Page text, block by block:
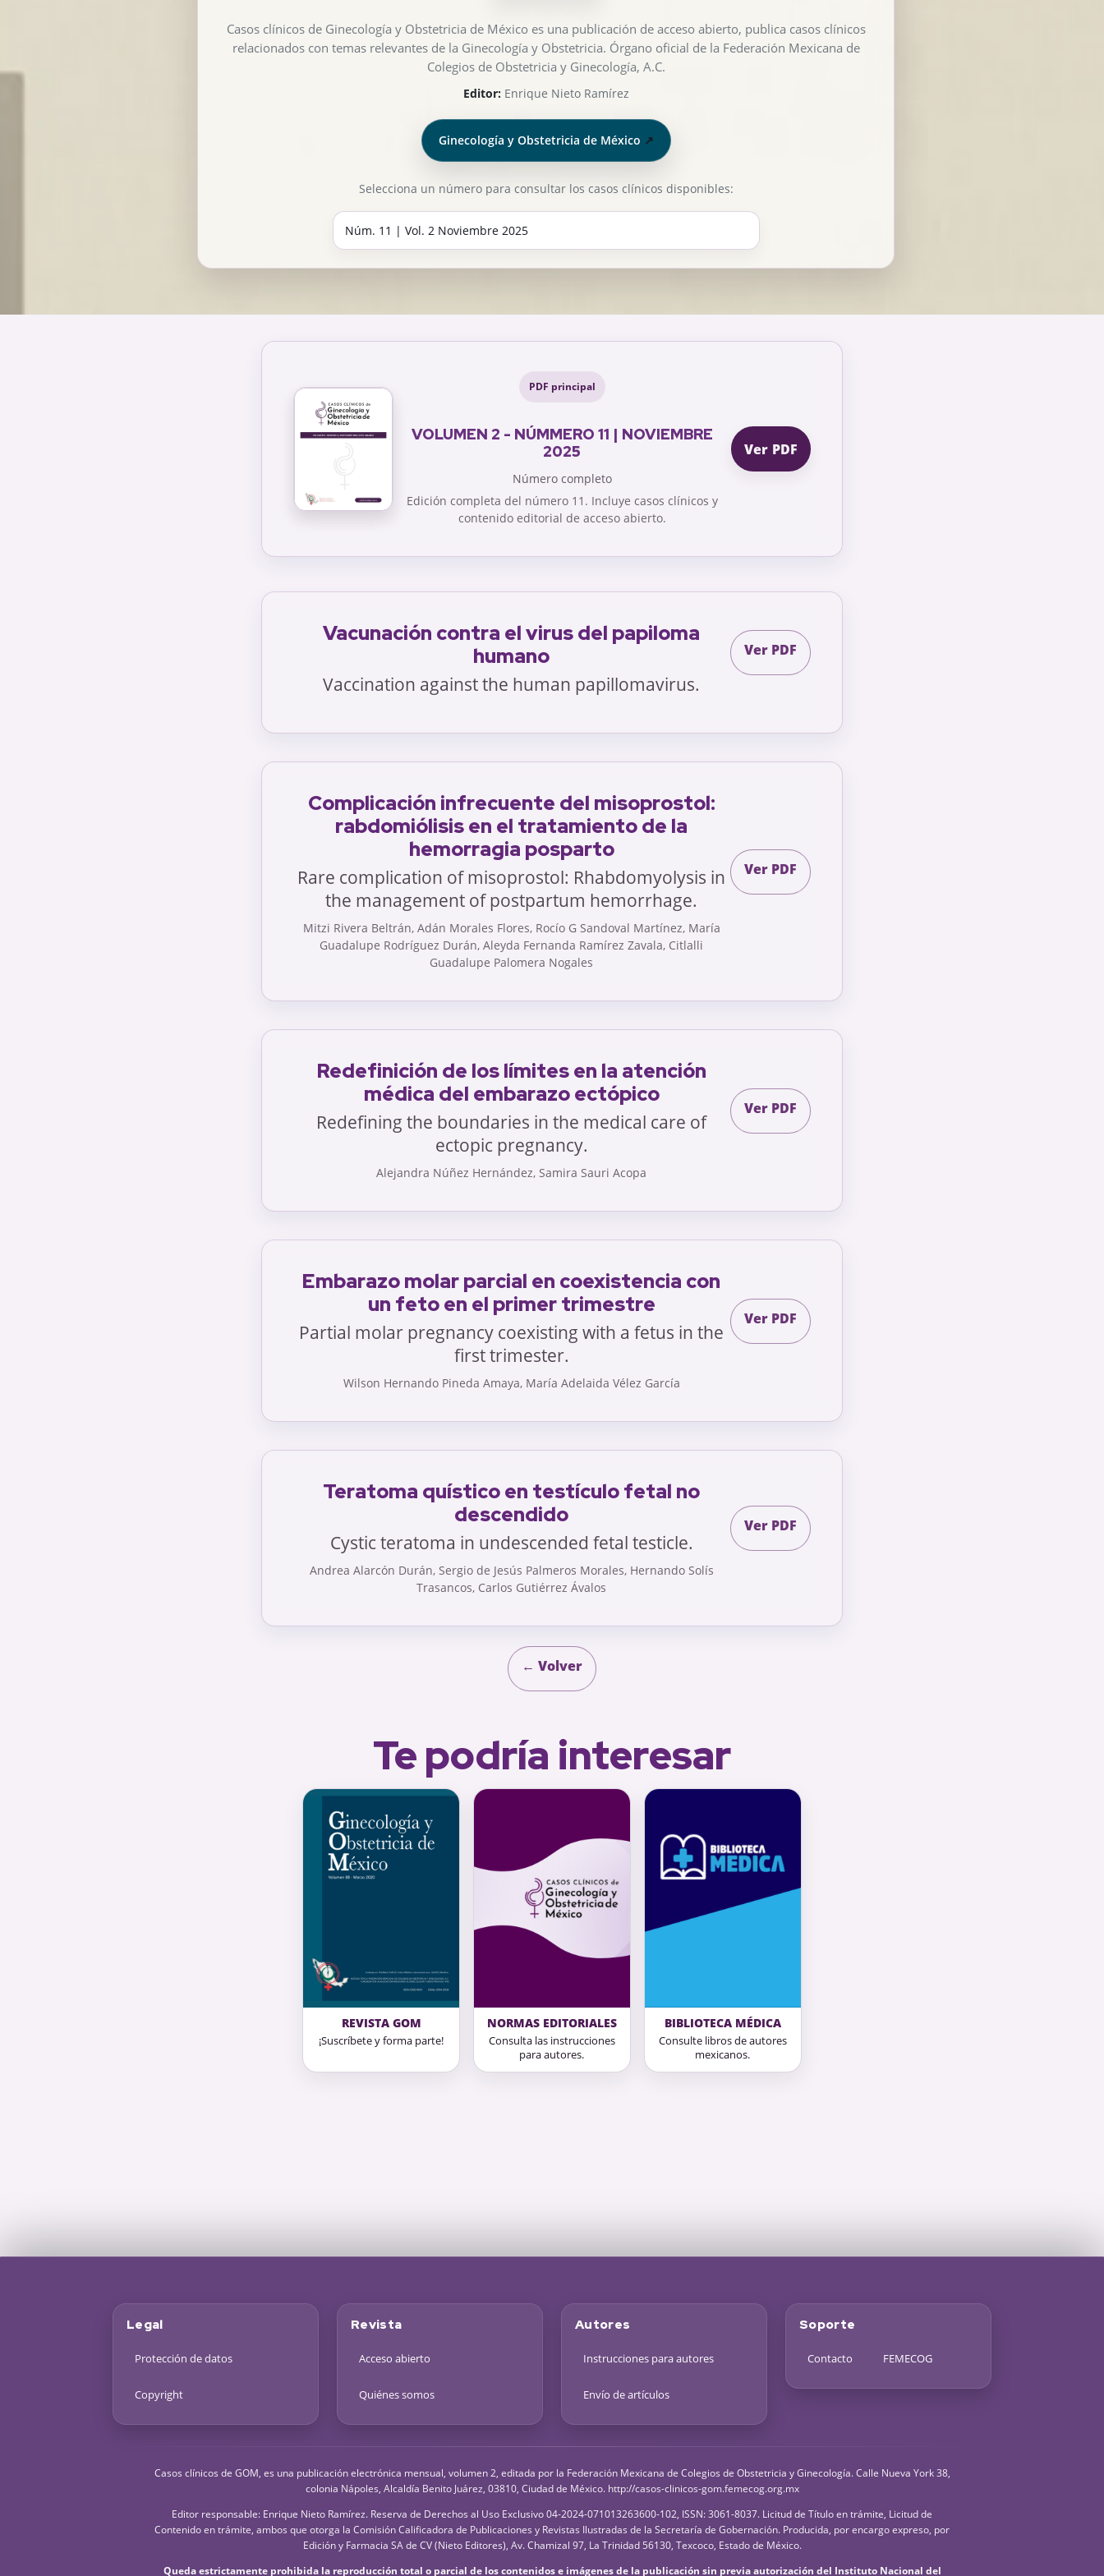
Casos clínicos de Ginecología y Obstetricia de México es una publicación de acceso abierto, publica casos clínicos
relacionados con temas relevantes de la Ginecología y Obstetricia. Órgano oficial de la Federación Mexicana de
Colegios de Obstetricia y Ginecología, A.C.
Editor:Enrique Nieto Ramírez
Ginecología y Obstetricia de México ↗
Selecciona un número para consultar los casos clínicos disponibles:
PDF principal
VOLUMEN 2 - NÚMMERO 11 | NOVIEMBRE
2025
Número completo
Edición completa del número 11. Incluye casos clínicos y
contenido editorial de acceso abierto.
Ver PDF
Vacunación contra el virus del papiloma
humano
Vaccination against the human papillomavirus.
Ver PDF
Complicación infrecuente del misoprostol:
rabdomiólisis en el tratamiento de la
hemorragia posparto
Rare complication of misoprostol: Rhabdomyolysis in
the management of postpartum hemorrhage.
Mitzi Rivera Beltrán, Adán Morales Flores, Rocío G Sandoval Martínez, María
Guadalupe Rodríguez Durán, Aleyda Fernanda Ramírez Zavala, Citlalli
Guadalupe Palomera Nogales
Ver PDF
Redefinición de los límites en la atención
médica del embarazo ectópico
Redefining the boundaries in the medical care of
ectopic pregnancy.
Alejandra Núñez Hernández, Samira Sauri Acopa
Ver PDF
Embarazo molar parcial en coexistencia con
un feto en el primer trimestre
Partial molar pregnancy coexisting with a fetus in the
first trimester.
Wilson Hernando Pineda Amaya, María Adelaida Vélez García
Ver PDF
Teratoma quístico en testículo fetal no
descendido
Cystic teratoma in undescended fetal testicle.
Andrea Alarcón Durán, Sergio de Jesús Palmeros Morales, Hernando Solís
Trasancos, Carlos Gutiérrez Ávalos
Ver PDF
← Volver
Te podría interesar
REVISTA GOM
¡Suscríbete y forma parte!
NORMAS EDITORIALES
Consulta las instrucciones
para autores.
BIBLIOTECA MÉDICA
Consulte libros de autores
mexicanos.
Legal
Protección de datos
Copyright
Revista
Acceso abierto
Quiénes somos
Autores
Instrucciones para autores
Envío de artículos
Soporte
Contacto FEMECOG
Casos clínicos de GOM, es una publicación electrónica mensual, volumen 2, editada por la Federación Mexicana de Colegios de Obstetricia y Ginecología. Calle Nueva York 38,
colonia Nápoles, Alcaldía Benito Juárez, 03810, Ciudad de México. http://casos-clinicos-gom.femecog.org.mx
Editor responsable: Enrique Nieto Ramírez. Reserva de Derechos al Uso Exclusivo 04-2024-071013263600-102, ISSN: 3061-8037. Licitud de Título en trámite, Licitud de
Contenido en trámite, ambos que otorga la Comisión Calificadora de Publicaciones y Revistas Ilustradas de la Secretaría de Gobernación. Producida, por encargo expreso, por
Edición y Farmacia SA de CV (Nieto Editores), Av. Chamizal 97, La Trinidad 56130, Texcoco, Estado de México.
Queda estrictamente prohibida la reproducción total o parcial de los contenidos e imágenes de la publicación sin previa autorización del Instituto Nacional del